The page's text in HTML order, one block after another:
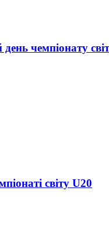
чемпіонату
світу U20